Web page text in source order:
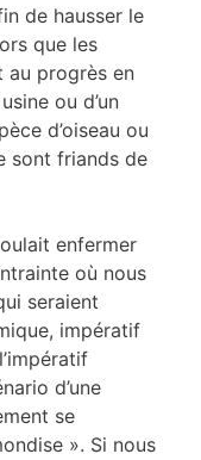
de hausser le
que les
au progrès en
ou d’un
d’oiseau ou
sont friands de
enfermer
où nous
seraient
impératif
d’une
se
». Si nous